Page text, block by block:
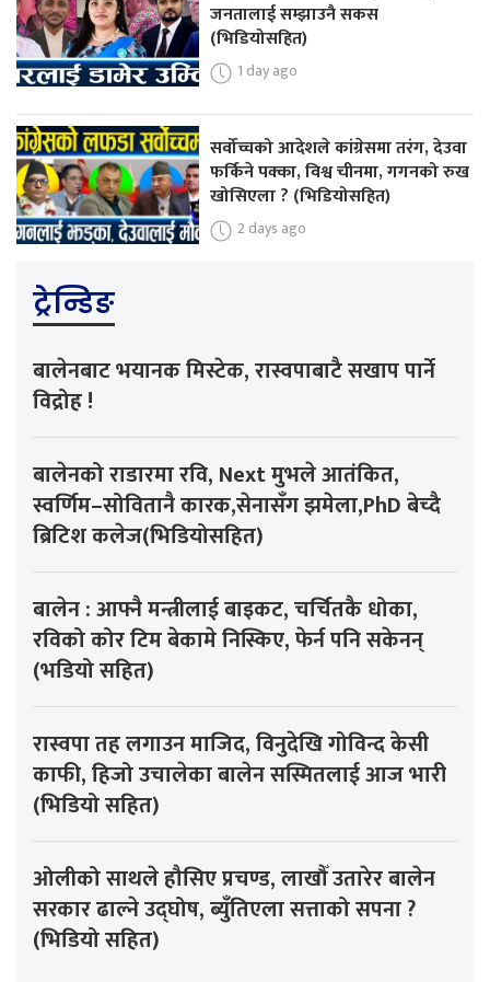
जनतालाई सम्झाउनै सकस
(भिडियोसहित)
1 day ago
सर्वोच्चको आदेशले कांग्रेसमा तरंग, देउवा
फर्किने पक्का, विश्व चीनमा, गगनको रुख
खोसिएला ? (भिडियोसहित)
2 days ago
ट्रेन्डिङ
बालेनबाट भयानक मिस्टेक, रास्वपाबाटै सखाप पार्ने
विद्रोह !
बालेनको राडारमा रवि, Next मुभले आतंकित,
स्वर्णिम–सोवितानै कारक,सेनासँग झमेला,PhD बेच्दै
ब्रिटिश कलेज(भिडियोसहित)
बालेन : आफ्नै मन्त्रीलाई बाइकट, चर्चितकै धोका,
रविको कोर टिम बेकामे निस्किए, फेर्न पनि सकेनन्
(भडियो सहित)
रास्वपा तह लगाउन माजिद, विनुदेखि गोविन्द केसी
काफी, हिजो उचालेका बालेन सस्मितलाई आज भारी
(भिडियो सहित)
ओलीको साथले हौसिए प्रचण्ड, लाखौँ उतारेर बालेन
सरकार ढाल्ने उद्घोष, ब्युँतिएला सत्ताको सपना ?
(भिडियो सहित)